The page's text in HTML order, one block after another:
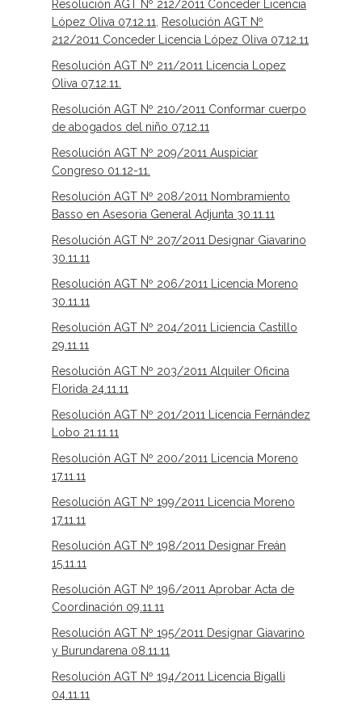
Resolución AGT Nº 212/2011 Conceder Licencia
López Oliva 07.12.11
Resolución AGT Nº
212/2011 Conceder Licencia López Oliva 07.12.11
Resolución AGT Nº 211/2011 Licencia Lopez
Oliva 07.12.11.
Resolución AGT Nº 210/2011 Conformar cuerpo
de abogados del niño 07.12.11
Resolución AGT Nº 209/2011 Auspiciar
Congreso 01.12-11.
Resolución AGT Nº 208/2011 Nombramiento
Basso en Asesoria General Adjunta 30.11.11
Resolución AGT Nº 207/2011 Designar Giavarino
30.11.11
Resolución AGT Nº 206/2011 Licencia Moreno
30.11.11
Resolución AGT Nº 204/2011 Liciencia Castillo
29.11.11
Resolución AGT Nº 203/2011 Alquiler Oficina
Florida 24.11.11
Resolución AGT Nº 201/2011 Licencia Fernández
Lobo 21.11.11
Resolución AGT Nº 200/2011 Licencia Moreno
17.11.11
Resolución AGT Nº 199/2011 Licencia Moreno
17.11.11
Resolución AGT Nº 198/2011 Designar Freán
15.11.11
Resolución AGT Nº 196/2011 Aprobar Acta de
Coordinación 09.11.11
Resolución AGT Nº 195/2011 Designar Giavarino
y Burundarena 08.11.11
Resolución AGT Nº 194/2011 Licencia Bigalli
04.11.11